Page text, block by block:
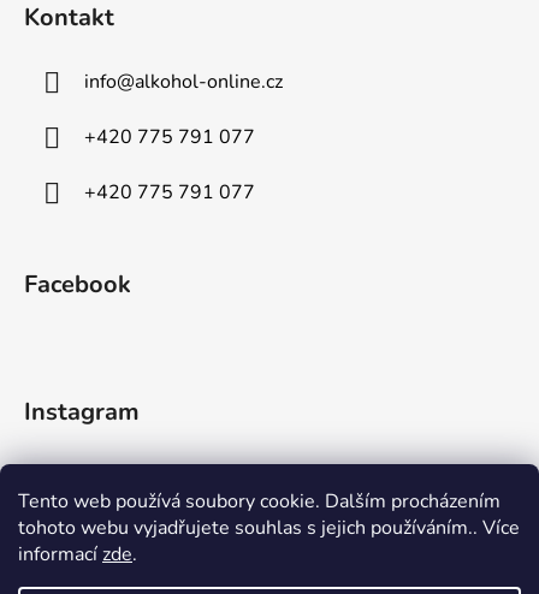
Tento web používá soubory cookie. Dalším procházením
tohoto webu vyjadřujete souhlas s jejich používáním.. Více
informacízde.
Kontakt
info@alkohol-online.cz
+420 775 791 077
+420 775 791 077
Facebook
Instagram